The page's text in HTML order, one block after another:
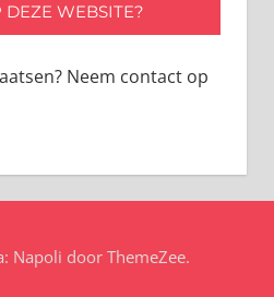
DEZE WEBSITE?
Neem contact op
Napoli door ThemeZee.